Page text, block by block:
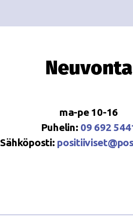
Neuvonta
ma-pe 10-16
Puhelin: 09 692
Sähköposti: